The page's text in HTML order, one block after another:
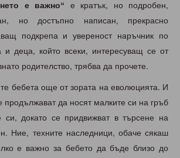
е важно“ е кратък, но подробен,
но достъпно написан, прекрасно
подкрепа и увереност наръчник по
и деца, който всеки, интересуващ се от
родителство, трябва да прочете.
бебета още от зората на еволюцията. И
продължават да носят малките си на гръб
си, докато се придвижват в търсене на
Ние, техните наследници, обаче сякаш
е важно за бебето да бъде близо до